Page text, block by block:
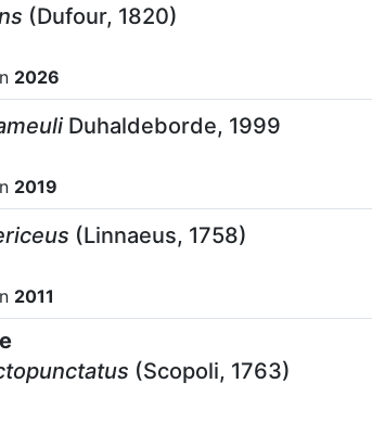
(Dufour, 1820)
2026
Duhaldeborde, 1999
2019
(Linnaeus, 1758)
2011
(Scopoli, 1763)